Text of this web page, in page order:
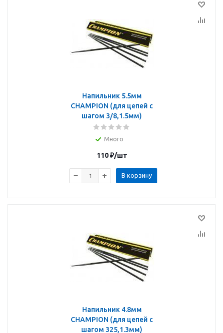
Напильник 5.5мм
CHAMPION (для цепей с
шагом 3/8,1.5мм)
Много
110₽/шт
В корзину
Напильник 4.8мм
CHAMPION (для цепей с
шагом 325,1.3мм)